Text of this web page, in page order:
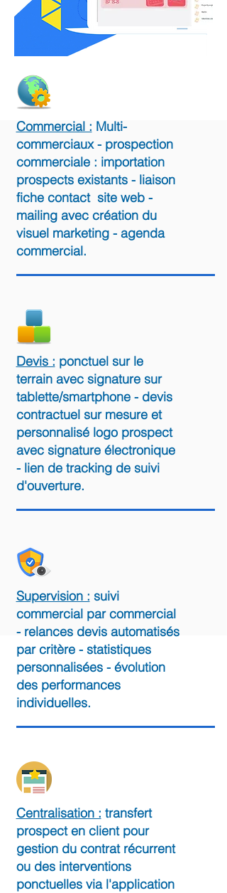
Commercial : Multi-
commerciaux - prospection
commerciale : importation
prospects existants - liaison
fiche contact site web -
mailing avec création du
visuel marketing - agenda
commercial.
Devis : ponctuel sur le
terrain avec signature sur
tablette/smartphone - devis
contractuel sur mesure et
personnalisé logo prospect
avec signature électronique
- lien de tracking de suivi
d'ouverture.
Supervision : suivi
commercial par commercial
- relances devis automatisés
par critère - statistiques
personnalisées - évolution
des performances
individuelles.
Centralisation : transfert
prospect en client pour
gestion du contrat récurrent
ou des interventions
ponctuelles via l'application